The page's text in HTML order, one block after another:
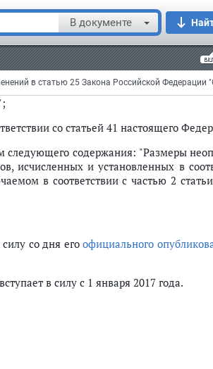
В документе
со статьей 41 настоящего
следующего содержания: "Размеры
исчисленных и установленных в
в соответствии с частью 2
со дня егоофициального
в силу с 1 января 2017 года.